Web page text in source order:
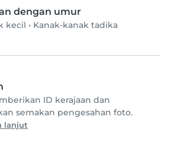
dengan umur
kecil • Kanak-kanak tadika
ID kerajaan dan
semakan pengesahan foto.
lanjut